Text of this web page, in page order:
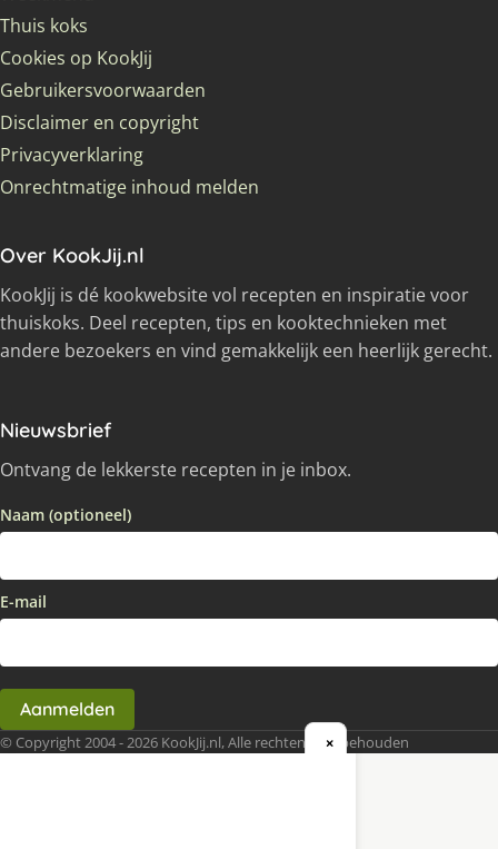
Thuis koks
Cookies op KookJij
Gebruikersvoorwaarden
Disclaimer en copyright
Privacyverklaring
Onrechtmatige inhoud melden
Over KookJij.nl
KookJij is dé kookwebsite vol recepten en inspiratie voor
thuiskoks. Deel recepten, tips en kooktechnieken met
andere bezoekers en vind gemakkelijk een heerlijk gerecht.
Nieuwsbrief
Ontvang de lekkerste recepten in je inbox.
Naam (optioneel)
E-mail
Aanmelden
© Copyright 2004 - 2026 KookJij.nl, Alle rechten voorbehouden
×